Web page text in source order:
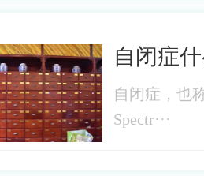
自闭症
自闭症，也
Spectr···